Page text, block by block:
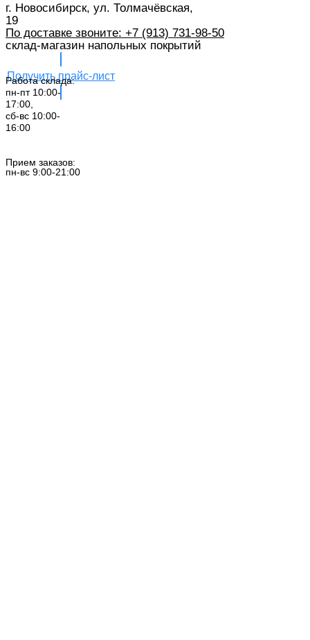
г. Новосибирск, ул. Толмачёвская,
19
По доставке звоните: +7 (913) 731-98-50‬
склад-магазин напольных покрытий
Получить прайс-лист
Работа склада:
пн-пт 10:00-
17:00,
сб-вс 10:00-
16:00
Прием заказов:
пн-вс 9:00-21:00